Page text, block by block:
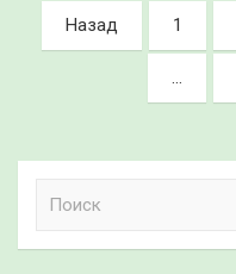
Пагинация
записей
Назад 1
…